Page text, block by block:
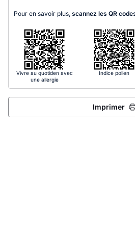
Pour en savoir plus, scannez les QR
Vivre au quotiden avec
une allergie
Indice pollen
Imprimer